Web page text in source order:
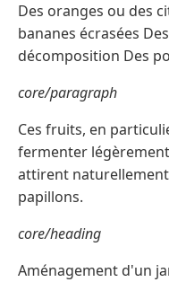
Des oranges ou des
bananes écrasées
décomposition Des
core/paragraph
Ces fruits, en
fermenter
attirent
papillons.
core/heading
Aménagement d'un